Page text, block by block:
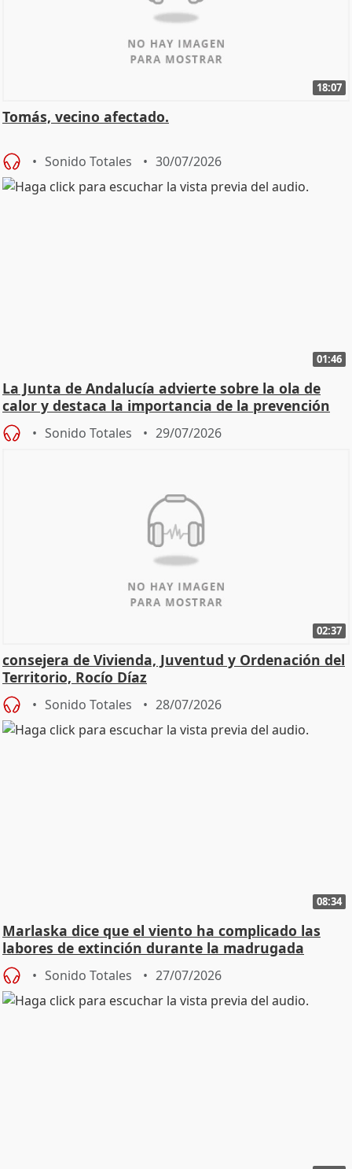
18:07
Tomás, vecino afectado.
Sonido Totales 30/07/2026
01:46
La Junta de Andalucía advierte sobre la ola de
calor y destaca la importancia de la prevención
Sonido Totales 29/07/2026
02:37
consejera de Vivienda, Juventud y Ordenación del
Territorio, Rocío Díaz
Sonido Totales 28/07/2026
08:34
Marlaska dice que el viento ha complicado las
labores de extinción durante la madrugada
Sonido Totales 27/07/2026